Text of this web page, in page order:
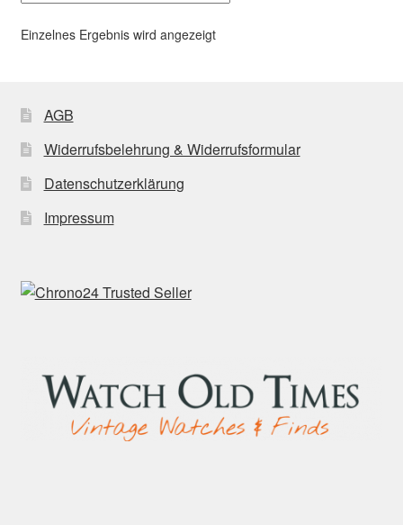
Einzelnes Ergebnis wird angezeigt
AGB
Widerrufsbelehrung & Widerrufsformular
Datenschutzerklärung
Impressum